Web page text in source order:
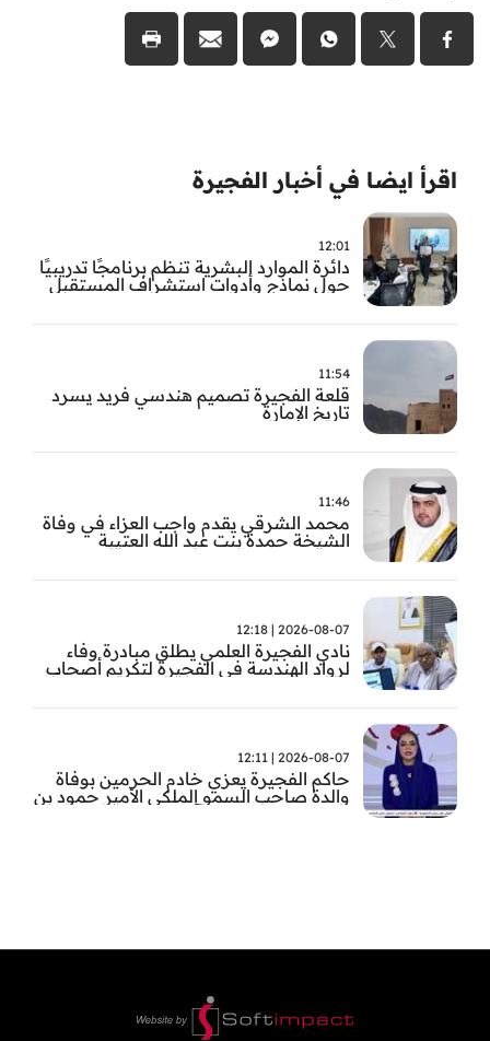
اقرأ ايضا في أخبار الفجيرة
12:01
دائرة الموارد البشرية تنظم برنامجًا تدريبيًا
حول نماذج وأدوات استشراف المستقبل
11:54
قلعة الفجيرة تصميم هندسي فريد يسرد
تاريخ الإمارة
11:46
محمد الشرقي يقدم واجب العزاء في وفاة
الشيخة حمدة بنت عبد الله العتيبة
2026-08-07 | 12:18
نادي الفجيرة العلمي يطلق مبادرة وفاء
لرواد الهندسة في الفجيرة لتكريم أصحاب
2026-08-07 | 12:11
حاكم الفجيرة يعزي خادم الحرمين بوفاة
والدة صاحب السمو الملكي الأمير حمود بن